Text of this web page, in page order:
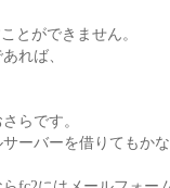
とができません。
れば、
らです。
ーバーを借りてもかな